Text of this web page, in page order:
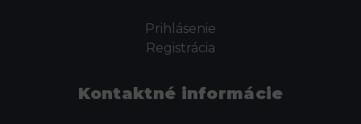
Prihlásenie
Registrácia
Kontaktné informácie